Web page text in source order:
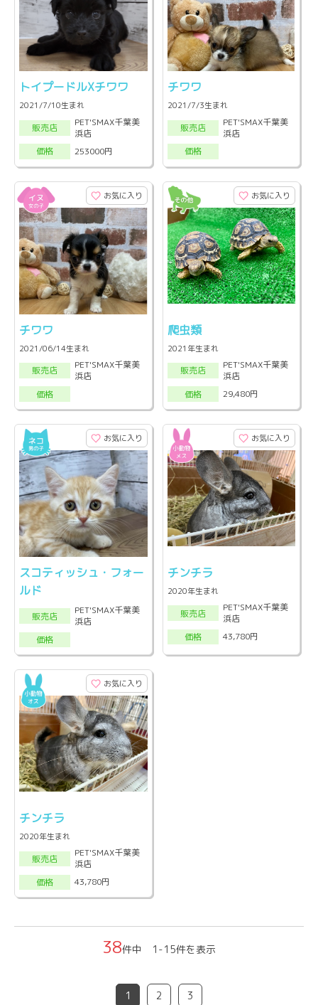
トイプードルXチワワ
2021/7/10生まれ
販売店
PET'SMAX千葉美
浜店
価格
253000円
チワワ
2021/7/3生まれ
販売店
PET'SMAX千葉美
浜店
価格
お気に入り
チワワ
2021/06/14生まれ
販売店
PET'SMAX千葉美
浜店
価格
お気に入り
爬虫類
2021年生まれ
販売店
PET'SMAX千葉美
浜店
価格
29,480円
お気に入り
スコティッシュ・フォー
ルド
販売店
PET'SMAX千葉美
浜店
価格
お気に入り
チンチラ
2020年生まれ
販売店
PET'SMAX千葉美
浜店
価格
43,780円
お気に入り
チンチラ
2020年生まれ
販売店
PET'SMAX千葉美
浜店
価格
43,780円
38件中 1-15件を表示
1 2 3